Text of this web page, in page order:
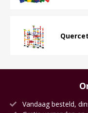
Vandaag besteld,